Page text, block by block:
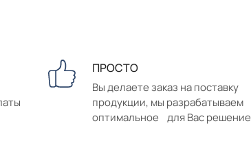
ПРОСТО
Вы делаете заказ на поставку
продукции, мы разрабатываем
оптимальное для Вас решение